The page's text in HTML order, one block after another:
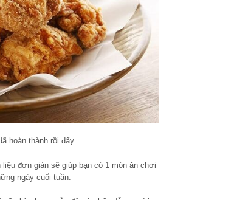
hoàn thành rồi đấy.
liệu đơn giản sẽ giúp bạn có 1 món ăn chơi
ngày cuối tuần.